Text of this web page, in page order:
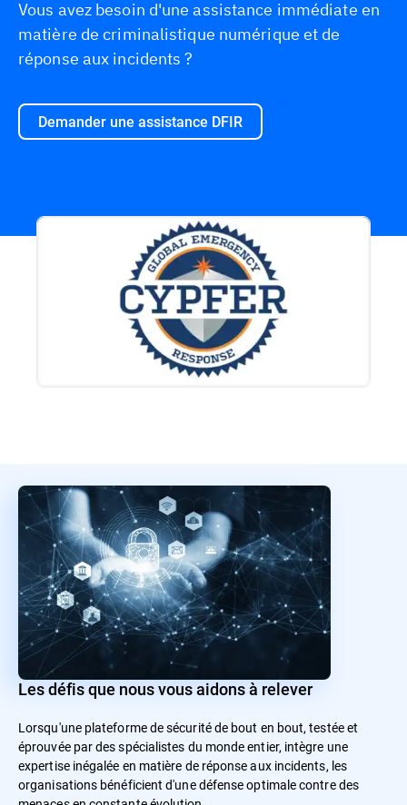
Vous avez besoin d'une assistance immédiate en
matière de criminalistique numérique et de
réponse aux incidents ?
Demander une assistance DFIR
Les défis que nous vous aidons à relever
Lorsqu'une plateforme de sécurité de bout en bout, testée et
éprouvée par des spécialistes du monde entier, intègre une
expertise inégalée en matière de réponse aux incidents, les
organisations bénéficient d'une défense optimale contre des